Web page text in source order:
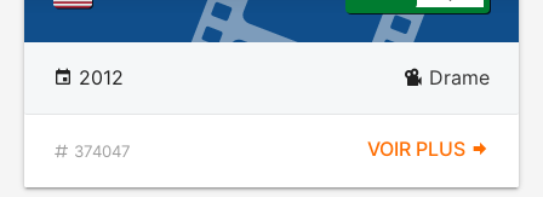
2012 Drame
374047 VOIR PLUS